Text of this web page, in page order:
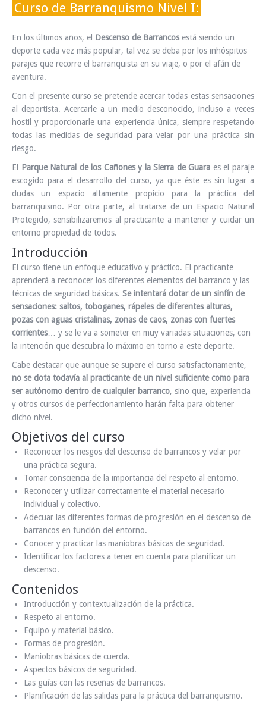
Curso de Barranquismo Nivel I:
En los últimos años, el Descenso de Barrancosestá siendo un
deporte cada vez más popular, tal vez se deba por los inhóspitos
parajes que recorre el barranquista en su viaje, o por el afán de
aventura.
Con el presente curso se pretende acercar todas estas sensaciones
al deportista. Acercarle a un medio desconocido, incluso a veces
hostil y proporcionarle una experiencia única, siempre respetando
todas las medidas de seguridad para velar por una práctica sin
riesgo.
El
Parque Natural de los Cañones y la Sierra de Guara es el paraje
escogido para el desarrollo del curso, ya que éste es sin lugar a
dudas un espacio altamente propicio para la práctica del
barranquismo. Por otra parte, al tratarse de un Espacio Natural
Protegido, sensibilizaremos al practicante a mantener y cuidar un
entorno propiedad de todos.
Introducción
El curso tiene un enfoque educativo y práctico. El practicante
aprenderá a reconocer los diferentes elementos del barranco y las
técnicas de seguridad básicas. Se intentará dotar de un sinfín de
sensaciones: saltos, toboganes, rápeles de diferentes alturas,
pozas con aguas cristalinas, zonas de caos, zonas con fuertes
corrientes… y se le va a someter en muy variadas situaciones, con
la intención que descubra lo máximo en torno a este deporte.
Cabe destacar que aunque se supere el curso satisfactoriamente,
no se dota todavía al practicante de un nivel suficiente como para
ser autónomo dentro de cualquier barranco, sino que, experiencia
y otros cursos de perfeccionamiento harán falta para obtener
dicho nivel.
Objetivos del curso
Reconocer los riesgos del descenso de barrancos y velar por
una práctica segura.
Tomar consciencia de la importancia del respeto al entorno.
Reconocer y utilizar correctamente el material necesario
individual y colectivo.
Adecuar las diferentes formas de progresión en el descenso de
barrancos en función del entorno.
Conocer y practicar las maniobras básicas de seguridad.
Identificar los factores a tener en cuenta para planificar un
descenso.
Contenidos
Introducción y contextualización de la práctica.
Respeto al entorno.
Equipo y material básico.
Formas de progresión.
Maniobras básicas de cuerda.
Aspectos básicos de seguridad.
Las guías con las reseñas de barrancos.
Planificación de las salidas para la práctica del barranquismo.